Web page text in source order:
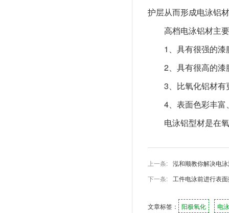
护层从而形成电泳铝
高档电泳铝材主
1、具有很强的
2、具有很高的
3、比氧化铝材
4、表面色彩丰
电泳铝型材是在
上一条: 泓和顺教你解决电
下一条:
工件电泳前进行表
文章标签： 阳极氧化 电